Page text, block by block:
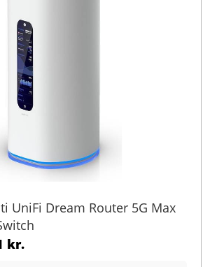
UniFi Dream Router 5G Max
kr.